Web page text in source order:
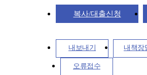
복사/대출신청
내보내기 내책장
오류접수